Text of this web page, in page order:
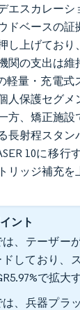
エスカレー
ドベースの証
し上げており
関の支出は
軽量・充電式
人保護セグメ
方、矯正施設
長射程スタン
10に移行
リッジ補充
ント
、テーザー
ドしており、
で拡大
、兵器プラ